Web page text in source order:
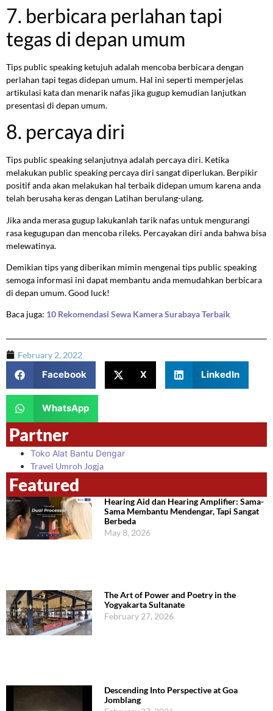
7. berbicara perlahan tapi
tegas di depan umum
Tips public speaking ketujuh adalah mencoba berbicara dengan
perlahan tapi tegas didepan umum. Hal ini seperti memperjelas
artikulasi kata dan menarik nafas jika gugup kemudian lanjutkan
presentasi di depan umum.
8. percaya diri
Tips public speaking selanjutnya adalah percaya diri. Ketika
melakukan public speaking percaya diri sangat diperlukan. Berpikir
positif anda akan melakukan hal terbaik didepan umum karena anda
telah berusaha keras dengan Latihan berulang-ulang.
Jika anda merasa gugup lakukanlah tarik nafas untuk mengurangi
rasa kegugupan dan mencoba rileks. Percayakan diri anda bahwa bisa
melewatinya.
Demikian tips yang diberikan mimin mengenai tips public speaking
semoga informasi ini dapat membantu anda memudahkan berbicara
di depan umum. Good luck!
Baca juga: 10 Rekomendasi Sewa Kamera Surabaya Terbaik
February 2, 2022
Facebook X LinkedIn
WhatsApp
Partner
Toko Alat Bantu Dengar
Travel Umroh Jogja
Featured
Hearing Aid dan Hearing Amplifier: Sama-
Sama Membantu Mendengar, Tapi Sangat
Berbeda
May 8, 2026
The Art of Power and Poetry in the
Yogyakarta Sultanate
February 27, 2026
Descending Into Perspective at Goa
Jomblang